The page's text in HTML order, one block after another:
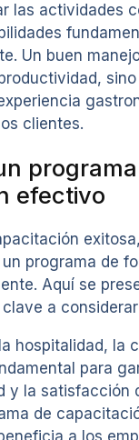
las actividades
Un buen
clientes.
efectivo
programa de
Aquí se
a
hospitalidad, la
para
y la satisfacción
de